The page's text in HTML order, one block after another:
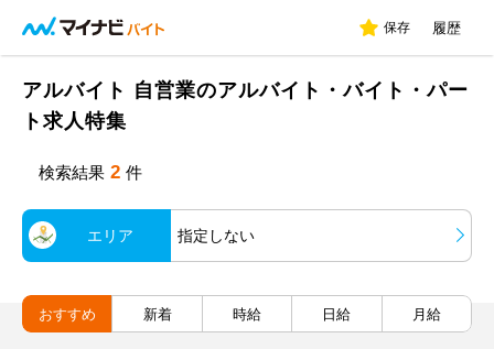
保存 履歴
アルバイト 自営業のアルバイト・バイト・パー
ト求人特集
検索結果 2 件
エリア 指定しない
おすすめ 新着 時給 日給 月給